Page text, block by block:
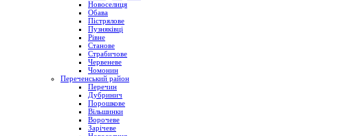
Новоселиця
Обава
Пістрялове
Пузняківці
Рівне
Станове
Страбичове
Червеневе
Чомонин
Переченський район
Перечин
Дубринич
Порошкове
Вільшинки
Ворочеве
Зарічеве